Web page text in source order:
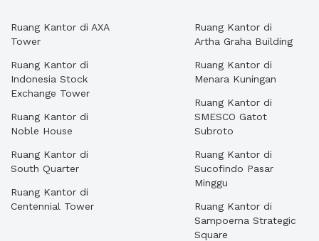
Ruang Kantor di AXA
Tower
Ruang Kantor di
Indonesia Stock
Exchange Tower
Ruang Kantor di
Noble House
Ruang Kantor di
South Quarter
Ruang Kantor di
Centennial Tower
Ruang Kantor di
Artha Graha Building
Ruang Kantor di
Menara Kuningan
Ruang Kantor di
SMESCO Gatot
Subroto
Ruang Kantor di
Sucofindo Pasar
Minggu
Ruang Kantor di
Sampoerna Strategic
Square